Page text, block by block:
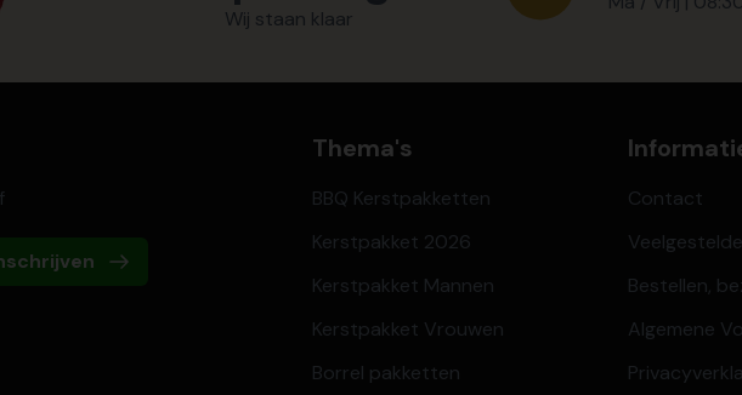
Wij staan klaar
Thema's
BBQ Kerstpakketten
Kerstpakket 2026
Kerstpakket Mannen
Kerstpakket Vrouwen
Borrel pakketten
Contact
Bestellen,
Algemene